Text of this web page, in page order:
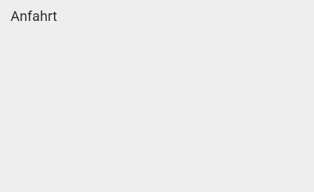
Anfahrt